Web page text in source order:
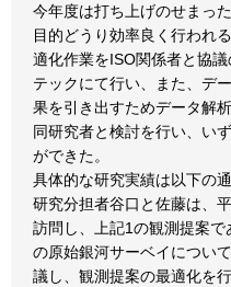
今年度は打ち上げのせまっ
目的どうり効率良く行われ
適化作業をISO関係者と協
テックにて行い、また、デ
果を引き出すためデータ解
同研究者と検討を行い、い
ができた。
具体的な研究実績は以下の通
研究分担者谷口と佐藤は、
訪問し、上記1の観測提案
の原始銀河サーベイについ
議し、観測提案の最適化を